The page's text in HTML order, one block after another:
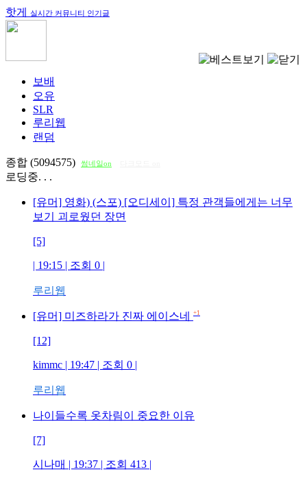
핫게 실시간 커뮤니티 인기글
보배
오유
SLR
루리웹
랜덤
종합 (5094575) 썸네일on
로딩중. . .
[유머] 영화) (스포) [오디세이] 특정 관객들에게는 너무
보기 괴로웠던 장면
[5]
| 19:15 | 조회 0 |
루리웹
[유머] 미즈하라가 진짜 에이스네 +1
[12]
kimmc | 19:47 | 조회 0 |
루리웹
나이들수록 옷차림이 중요한 이유
[7]
시나매 | 19:37 | 조회 413 |